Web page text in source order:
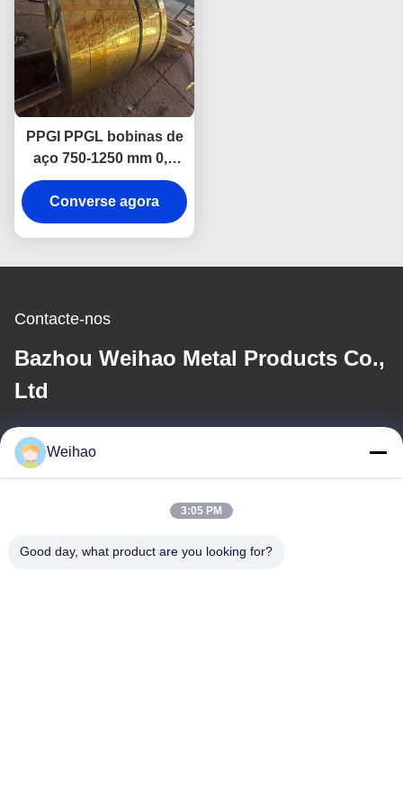
PPGI PPGL bobinas de
aço 750-1250 mm 0,4
mm 0,5 mm com serviço
de corte
Converse agora
Contacte-nos
Bazhou Weihao Metal Products Co.,
Ltd
E-mail
408690175@qq.com
O nosso endereço
Weihao
3:05 PM
Good day, what product are you looking for?